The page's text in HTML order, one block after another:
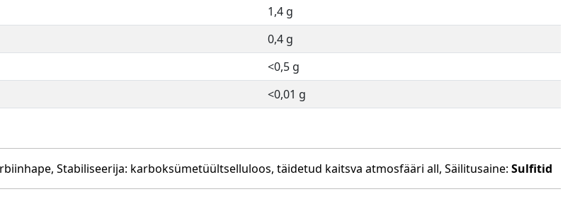
1,4 g
0,4 g
<0,5 g
<0,01 g
Stabiliseerija: karboksümetüültselluloos, täidetud kaitsva atmosfääri all, Säilitusaine: Sulfitid